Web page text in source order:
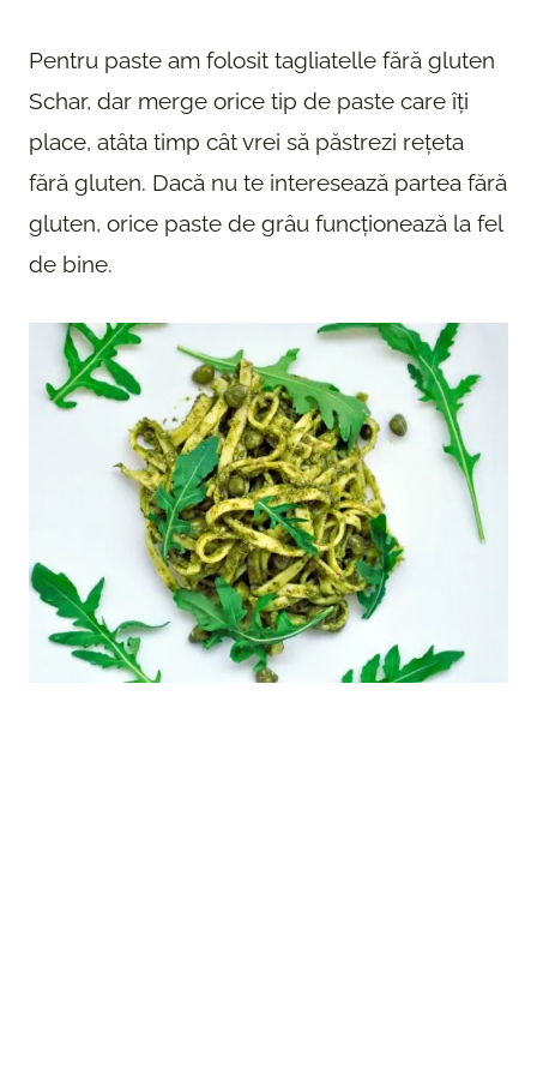
Pentru paste am folosit tagliatelle fără gluten
Schar, dar merge orice tip de paste care îți
place, atâta timp cât vrei să păstrezi rețeta
fără gluten. Dacă nu te interesează partea fără
gluten, orice paste de grâu funcționează la fel
de bine.